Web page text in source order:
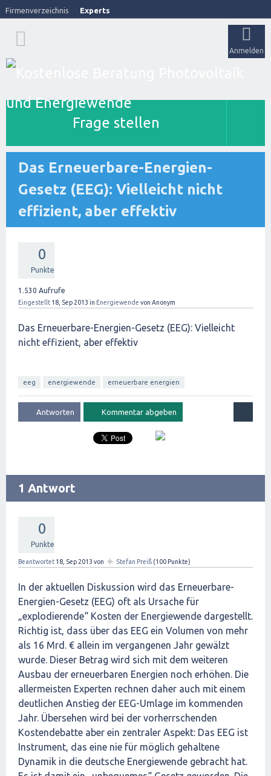
Firmenverzeichnis Experts
Anmelden
Frage stellen
Das Erneuerbare-Energien-
Gesetz (EEG): Vielleicht nicht
effizient, aber effektiv
0
Punkte
1.530 Aufrufe
Eingestellt 18, Sep 2013 in Energiewende von Anonym
Das Erneuerbare-Energien-Gesetz (EEG): Vielleicht
nicht effizient, aber effektiv
eeg energiewende erneuerbare energien
1 Antwort
0
Punkte
Beantwortet 18, Sep 2013 von ✦ Stefan Preiß (100 Punkte)
In der aktuellen Diskussion wird das Erneuerbare-
Energien-Gesetz (EEG) oft als Ursache für
„explodierende“ Kosten der Energiewende dargestellt.
Richtig ist, dass über das EEG ein Volumen von mehr
als 16 Mrd. € allein im vergangenen Jahr gewälzt
wurde. Dieser Betrag wird sich mit dem weiteren
Ausbau der erneuerbaren Energien noch erhöhen. Die
allermeisten Experten rechnen daher auch mit einem
deutlichen Anstieg der EEG-Umlage im kommenden
Jahr. Übersehen wird bei der vorherrschenden
Kostendebatte aber ein zentraler Aspekt: Das EEG ist
Instrument, das eine nie für möglich gehaltene
Dynamik in die deutsche Energiewende gebracht hat.